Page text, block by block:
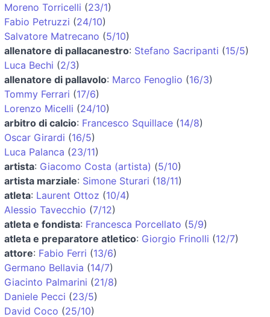
Moreno Torricelli (23/1)
Fabio Petruzzi (24/10)
Salvatore Matrecano (5/10)
allenatore di pallacanestro: Stefano Sacripanti (15/5)
Luca Bechi (2/3)
allenatore di pallavolo: Marco Fenoglio (16/3)
Tommy Ferrari (17/6)
Lorenzo Micelli (24/10)
arbitro di calcio: Francesco Squillace (14/8)
Oscar Girardi (16/5)
Luca Palanca (23/11)
artista: Giacomo Costa (artista) (5/10)
artista marziale: Simone Sturari (18/11)
atleta: Laurent Ottoz (10/4)
Alessio Tavecchio (7/12)
atleta e fondista: Francesca Porcellato (5/9)
atleta e preparatore atletico: Giorgio Frinolli (12/7)
attore: Fabio Ferri (13/6)
Germano Bellavia (14/7)
Giacinto Palmarini (21/8)
Daniele Pecci (23/5)
David Coco (25/10)